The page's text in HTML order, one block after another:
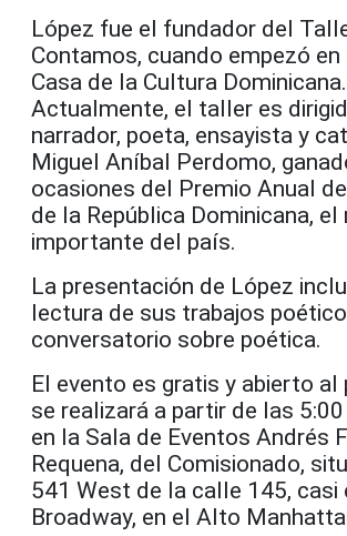
López fue el fundador del
Contamos, cuando empezó
Casa de la Cultura Dominicana.
Actualmente, el taller es
narrador, poeta, ensayista y
Miguel Aníbal Perdomo,
ocasiones del Premio Anual
de la República Dominicana, el
importante del país.
La presentación de López
lectura de sus trabajos
conversatorio sobre poética.
El evento es gratis y abierto al
se realizará a partir de las
en la Sala de Eventos Andrés
Requena, del Comisionado,
541 West de la calle 145, casi
Broadway, en el Alto